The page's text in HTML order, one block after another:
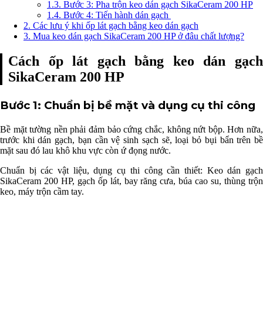
1.3. Bước 3: Pha trộn keo dán gạch SikaCeram 200 HP
1.4. Bước 4: Tiến hành dán gạch
2. Các lưu ý khi ốp lát gạch bằng keo dán gạch
3. Mua keo dán gạch SikaCeram 200 HP ở đâu chất lượng?
Cách ốp lát gạch bằng keo dán gạch
SikaCeram 200 HP
Bước 1: Chuẩn bị bề mặt và dụng cụ thi công
Bề mặt tường nền phải đảm bảo cứng chắc, không nứt bộp. Hơn nữa,
trước khi dán gạch, bạn cần vệ sinh sạch sẽ, loại bỏ bụi bẩn trên bề
mặt sau đó lau khô khu vực còn ứ đọng nước.
Chuẩn bị các vật liệu, dụng cụ thi công cần thiết: Keo dán gạch
SikaCeram 200 HP, gạch ốp lát, bay răng cưa, búa cao su, thùng trộn
keo, máy trộn cầm tay.